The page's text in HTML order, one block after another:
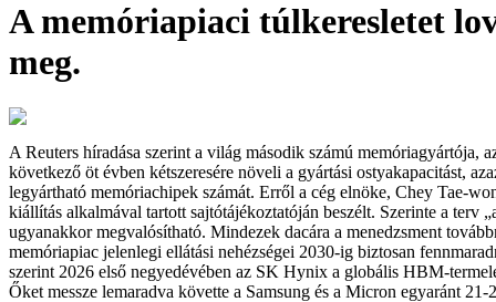
A memóriapiaci túlkeresletet
meg.
A Reuters híradása szerint a világ második számú memóriagyártója,
következő öt évben kétszeresére növeli a gyártási ostyakapacitást,
legyártható memóriachipek számát. Erről a cég elnöke, Chey Tae-
kiállítás alkalmával tartott sajtótájékoztatóján beszélt. Szerinte a terv
ugyanakkor megvalósítható. Mindezek dacára a menedzsment
memóriapiac jelenlegi ellátási nehézségei 2030-ig biztosan
szerint 2026 első negyedévében az SK Hynix a globális HBM-
Őket messze lemaradva követte a Samsung és a Micron egyaránt 21-